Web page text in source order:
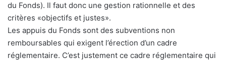
du Fonds). Il faut donc une gestion rationnelle et des
critères «objectifs et justes».
Les appuis du Fonds sont des subventions non
remboursables qui exigent l’érection d’un cadre
réglementaire. C’est justement ce cadre réglementaire qui